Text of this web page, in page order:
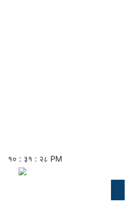
१० : ३१ : २९ PM